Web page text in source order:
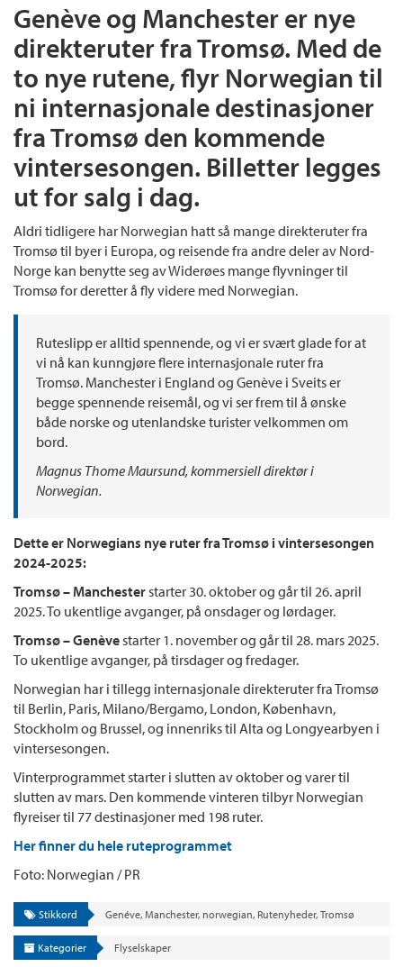
Genève og Manchester er nye
direkteruter fra Tromsø. Med de
to nye rutene, flyr Norwegian til
ni internasjonale destinasjoner
fra Tromsø den kommende
vintersesongen. Billetter legges
ut for salg i dag.
Aldri tidligere har Norwegian hatt så mange direkteruter fra
Tromsø til byer i Europa, og reisende fra andre deler av Nord-
Norge kan benytte seg av Widerøes mange flyvninger til
Tromsø for deretter å fly videre med Norwegian.
Ruteslipp er alltid spennende, og vi er svært glade for at
vi nå kan kunngjøre flere internasjonale ruter fra
Tromsø. Manchester i England og Genève i Sveits er
begge spennende reisemål, og vi ser frem til å ønske
både norske og utenlandske turister velkommen om
bord.
Magnus Thome Maursund, kommersiell direktør i
Norwegian.
Dette er Norwegians nye ruter fra Tromsø i vintersesongen
2024-2025:
Tromsø – Manchesterstarter 30. oktober og går til 26. april
2025. To ukentlige avganger, på onsdager og lørdager.
Tromsø – Genèvestarter 1. november og går til 28. mars 2025.
To ukentlige avganger, på tirsdager og fredager.
Norwegian har i tillegg internasjonale direkteruter fra Tromsø
til Berlin, Paris, Milano/Bergamo, London, København,
Stockholm og Brussel, og innenriks til Alta og Longyearbyen i
vintersesongen.
Vinterprogrammet starter i slutten av oktober og varer til
slutten av mars. Den kommende vinteren tilbyr Norwegian
flyreiser til 77 destinasjoner med 198 ruter.
Her finner du hele ruteprogrammet
Foto: Norwegian / PR
Stikkord Genéve, Manchester, norwegian, Rutenyheder, Tromsø
Kategorier Flyselskaper